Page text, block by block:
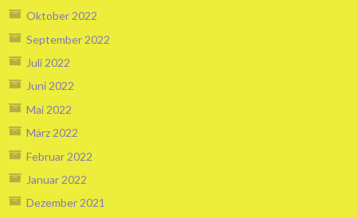
Oktober 2022
September 2022
Juli 2022
Juni 2022
Mai 2022
März 2022
Februar 2022
Januar 2022
Dezember 2021